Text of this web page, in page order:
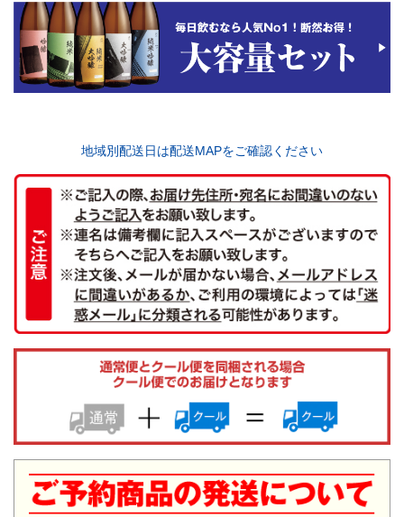
地域別配送日は配送MAPをご確認ください